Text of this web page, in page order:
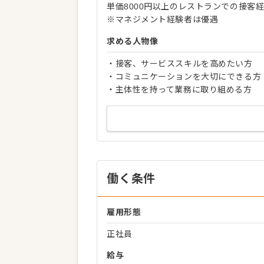
単価8000円以上のレストランでの接客
※マネジメント経験者は優遇
求める人物像
・接客、サービススキルを高めたい方
・コミュニケーションを大切にできる方
・主体性を持って業務に取り組める方
働く条件
雇用形態
正社員
給与